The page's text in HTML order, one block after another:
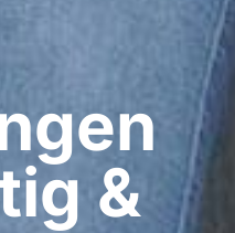
&